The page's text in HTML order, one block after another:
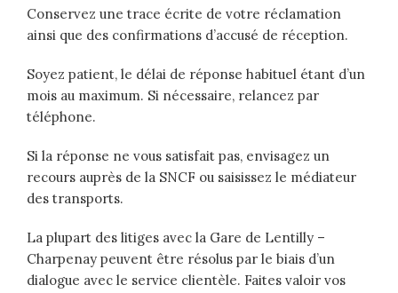
Conservez une trace écrite de votre réclamation
ainsi que des confirmations d’accusé de réception.
Soyez patient, le délai de réponse habituel étant d’un
mois au maximum. Si nécessaire, relancez par
téléphone.
Si la réponse ne vous satisfait pas, envisagez un
recours auprès de la SNCF ou saisissez le médiateur
des transports.
La plupart des litiges avec la Gare de Lentilly –
Charpenay peuvent être résolus par le biais d’un
dialogue avec le service clientèle. Faites valoir vos